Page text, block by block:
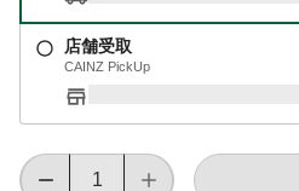
店舗受取
CAINZ PickUp